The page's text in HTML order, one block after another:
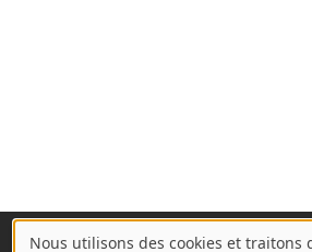
Nous utilisons des cookies et traitons